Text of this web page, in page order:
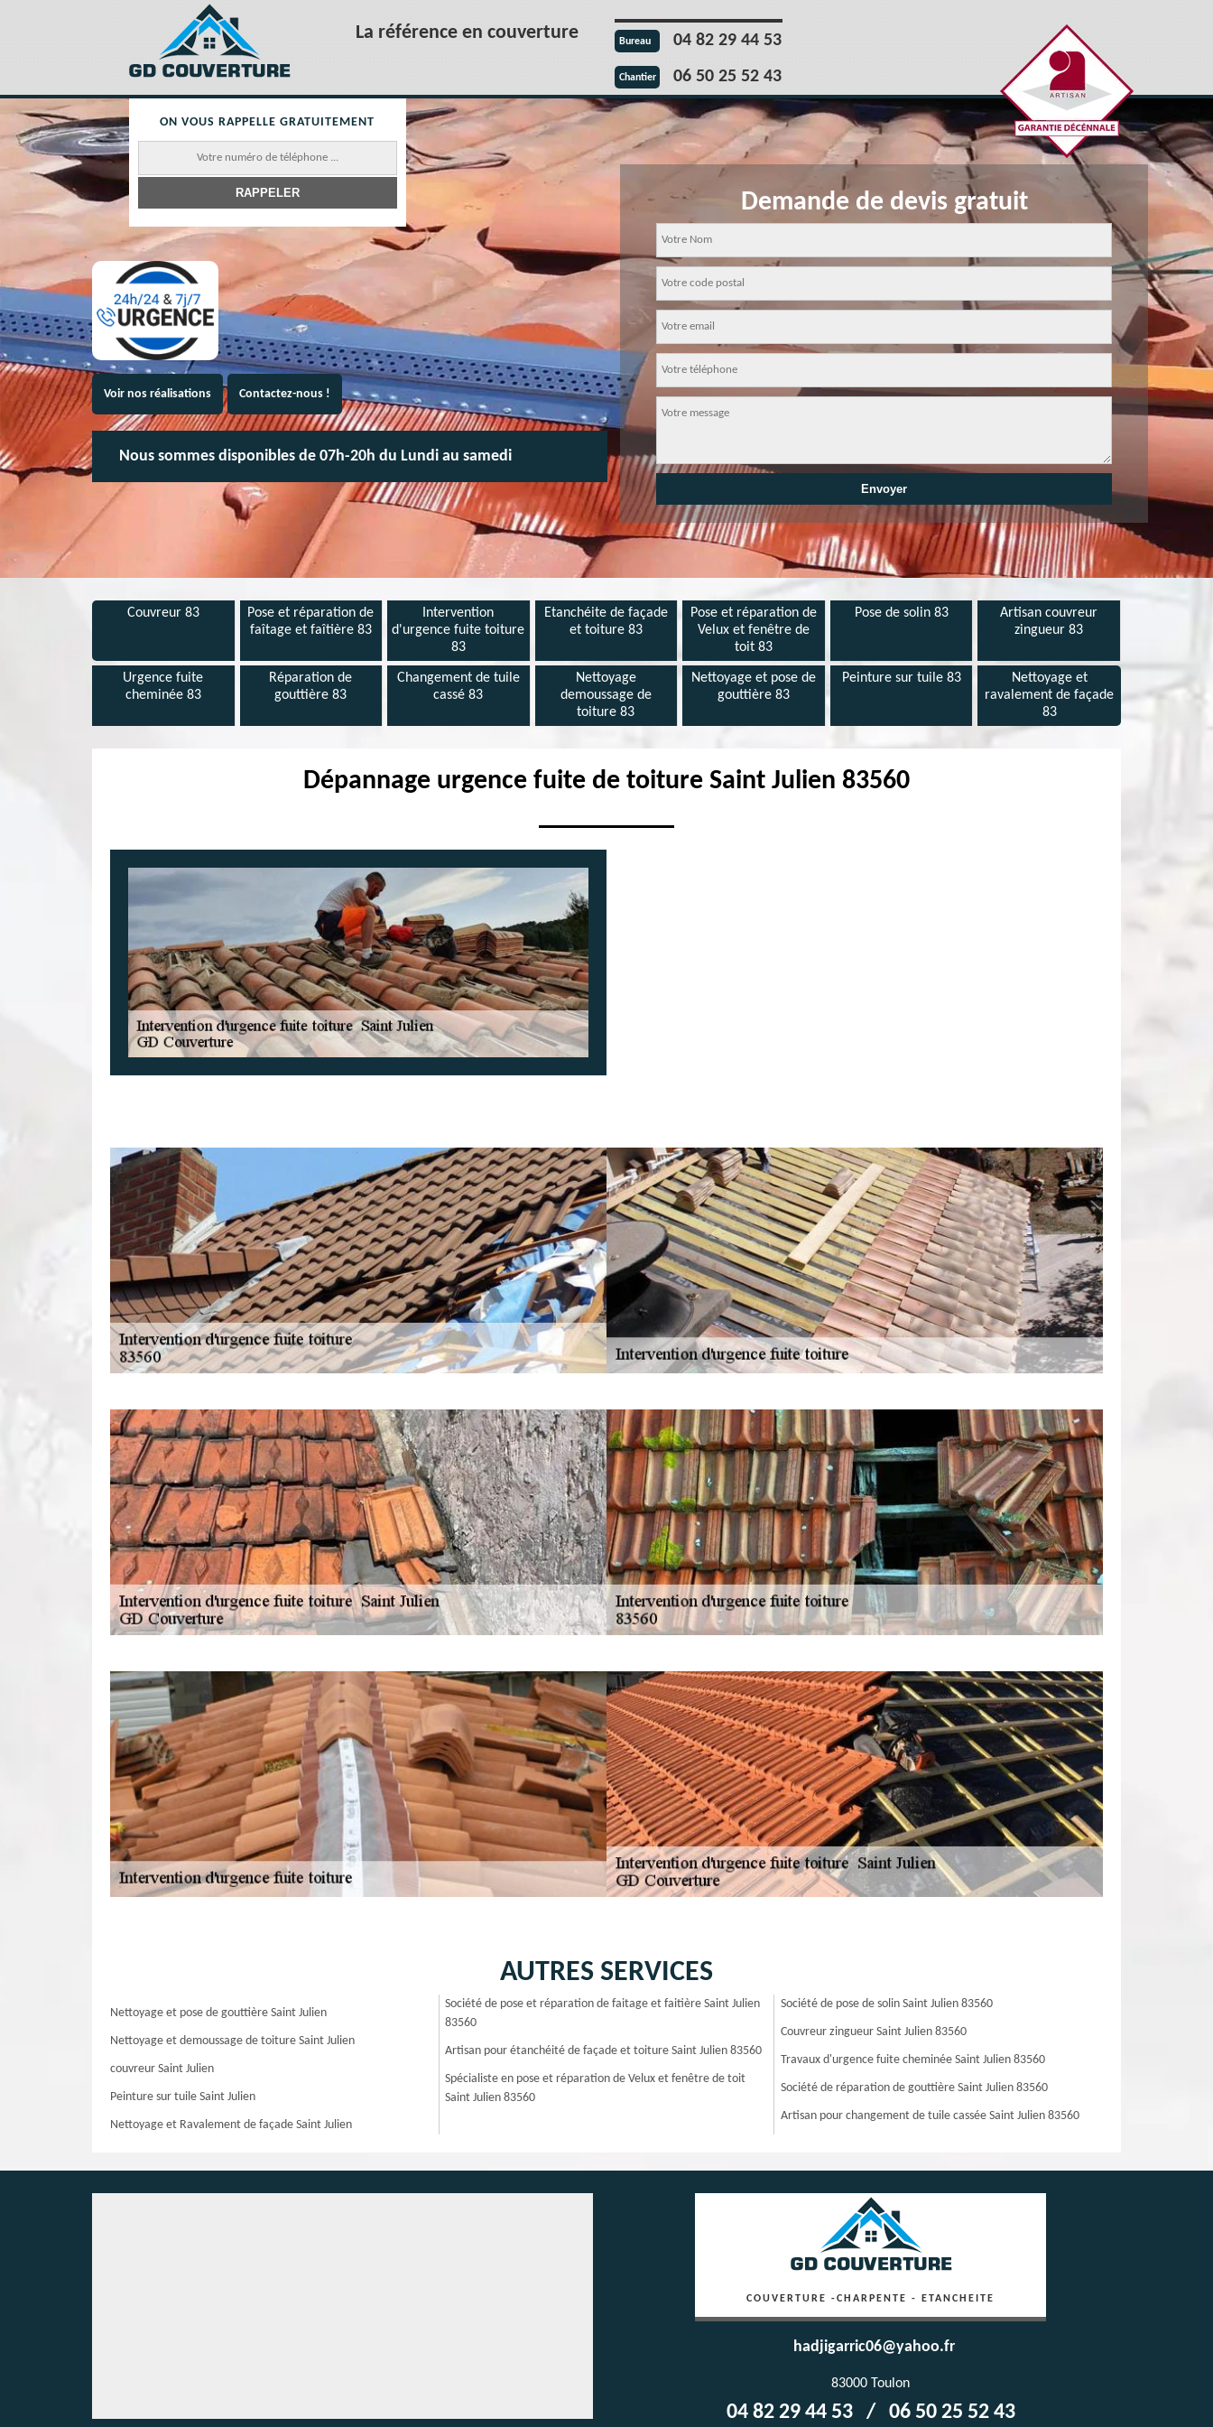
La référence en couverture Bureau 04 82 29 44 53
Chantier 06 50 25 52 43
Voir nos réalisations Contactez-nous !
Nous sommes disponibles de 07h-20h du Lundi au samedi
Demande de devis gratuit
ON VOUS RAPPELLE GRATUITEMENT
Couvreur 83
Pose et réparation de
faîtage et faîtière 83
Intervention
d'urgence fuite toiture
83
Etanchéite de façade
et toiture 83
Pose et réparation de
Velux et fenêtre de
toit 83
Pose de solin 83
Artisan couvreur
zingueur 83
Urgence fuite
cheminée 83
Réparation de
gouttière 83
Changement de tuile
cassé 83
Nettoyage
demoussage de
toiture 83
Nettoyage et pose de
gouttière 83
Peinture sur tuile 83
Nettoyage et
ravalement de façade
83
Dépannage urgence fuite de toiture Saint Julien 83560
AUTRES SERVICES
Nettoyage et pose de gouttière Saint Julien
Nettoyage et demoussage de toiture Saint Julien
couvreur Saint Julien
Peinture sur tuile Saint Julien
Nettoyage et Ravalement de façade Saint Julien
Société de pose et réparation de faitage et faitière Saint Julien
83560
Artisan pour étanchéité de façade et toiture Saint Julien 83560
Spécialiste en pose et réparation de Velux et fenêtre de toit
Saint Julien 83560
Société de pose de solin Saint Julien 83560
Couvreur zingueur Saint Julien 83560
Travaux d'urgence fuite cheminée Saint Julien 83560
Société de réparation de gouttière Saint Julien 83560
Artisan pour changement de tuile cassée Saint Julien 83560
COUVERTURE -CHARPENTE - ETANCHEITE
hadjigarric06@yahoo.fr
83000 Toulon
04 82 29 44 53 / 06 50 25 52 43